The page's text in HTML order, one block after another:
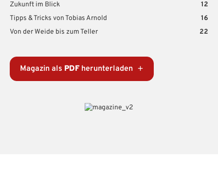
Zukunft im Blick
12
Tipps & Tricks von Tobias Arnold
16
Von der Weide bis zum Teller
22
Magazin als PDF herunterladen